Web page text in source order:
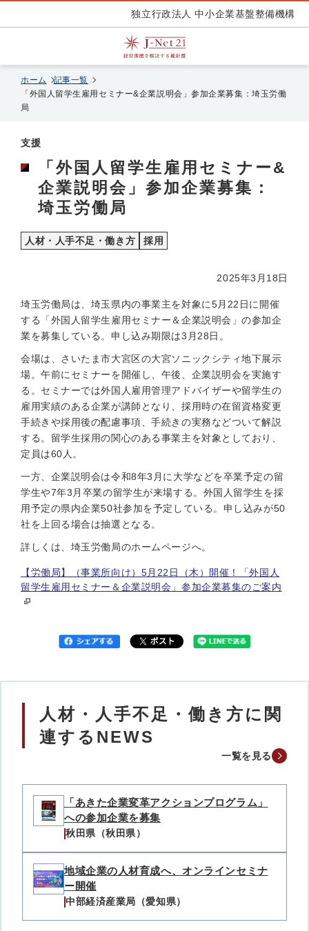
独立行政法人 中小企業基盤整備機構
ホーム
記事一覧
「外国人留学生雇用セミナー&企業説明会」参加企業募集：埼玉労働
局
支援
「外国人留学生雇用セミナー&
企業説明会」参加企業募集：
埼玉労働局
人材・人手不足・働き方 採用
2025年3月18日
埼玉労働局は、埼玉県内の事業主を対象に5月22日に開催
する「外国人留学生雇用セミナー＆企業説明会」の参加企
業を募集している。申し込み期限は3月28日。
会場は、さいたま市大宮区の大宮ソニックシティ地下展示
場。午前にセミナーを開催し、午後、企業説明会を実施す
る。セミナーでは外国人雇用管理アドバイザーや留学生の
雇用実績のある企業が講師となり、採用時の在留資格変更
手続きや採用後の配慮事項、手続きの実務などついて解説
する。留学生採用の関心のある事業主を対象としており、
定員は60人。
一方、企業説明会は令和8年3月に大学などを卒業予定の留
学生や7年3月卒業の留学生が来場する。外国人留学生を採
用予定の県内企業50社参加を予定している。申し込みが50
社を上回る場合は抽選となる。
詳しくは、埼玉労働局のホームページへ。
【労働局】（事業所向け）5月22日（木）開催！「外国人
留学生雇用セミナー＆企業説明会」参加企業募集のご案内
人材・人手不足・働き方に関
連するNEWS
一覧を見る
「あきた企業変革アクションプログラム」
への参加企業を募集
秋田県（秋田県）
地域企業の人材育成へ、オンラインセミナ
ー開催
中部経済産業局（愛知県）